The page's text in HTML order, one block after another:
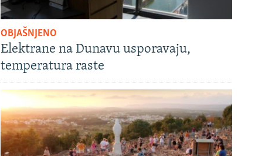
OBJAŠNJENO
Elektrane na Dunavu usporavaju,
temperatura raste